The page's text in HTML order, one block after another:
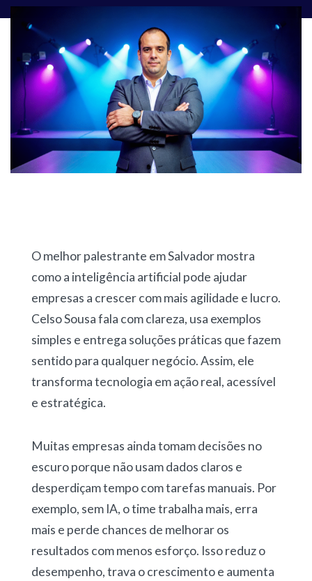
O melhor palestrante em Salvador mostra
como a inteligência artificial pode ajudar
empresas a crescer com mais agilidade e lucro.
Celso Sousa fala com clareza, usa exemplos
simples e entrega soluções práticas que fazem
sentido para qualquer negócio. Assim, ele
transforma tecnologia em ação real, acessível
e estratégica.
Muitas empresas ainda tomam decisões no
escuro porque não usam dados claros e
desperdiçam tempo com tarefas manuais. Por
exemplo, sem IA, o time trabalha mais, erra
mais e perde chances de melhorar os
resultados com menos esforço. Isso reduz o
desempenho, trava o crescimento e aumenta